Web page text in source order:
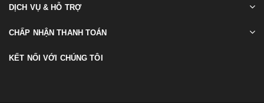
DỊCH VỤ & HỖ TRỢ
CHẤP NHẬN THANH TOÁN
KẾT NỐI VỚI CHÚNG TÔI